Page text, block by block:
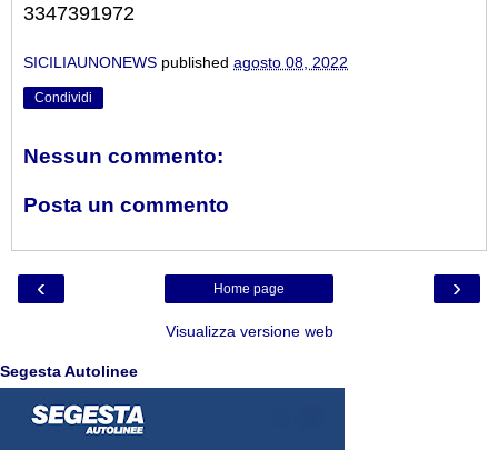
3347391972
SICILIAUNONEWS published agosto 08, 2022
Condividi
Nessun commento:
Posta un commento
‹ ›
Home page
Visualizza versione web
Segesta Autolinee